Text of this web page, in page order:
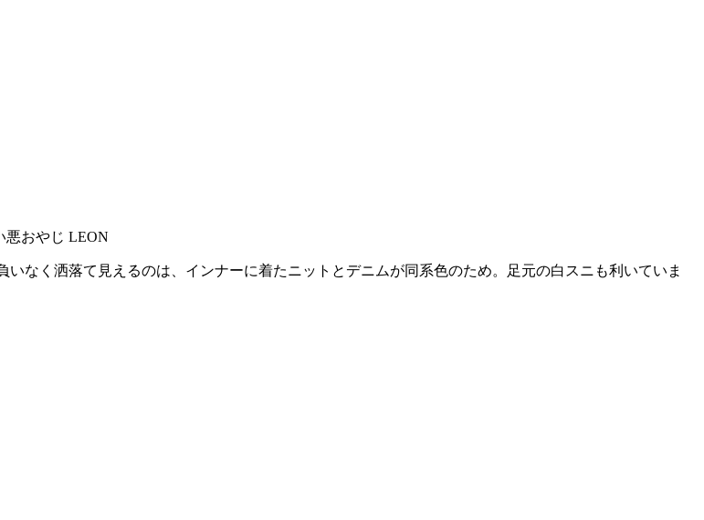
なく洒落て見えるのは、インナーに着たニットとデニムが同系色のため。足元の白スニも利いていま